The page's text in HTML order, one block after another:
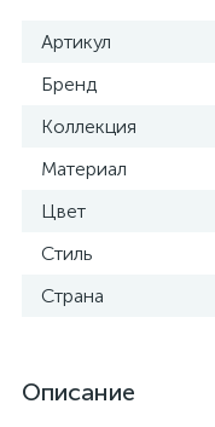
Артикул
Бренд
Коллекция
Материал
Цвет
Стиль
Страна
Описание